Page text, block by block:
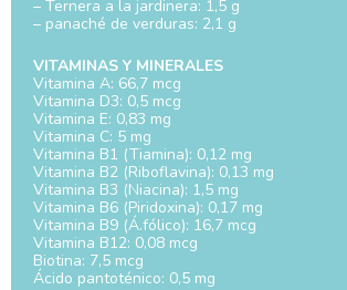
– Ternera a la jardinera: 1,5 g
– panaché de verduras: 2,1 g
VITAMINAS Y MINERALES
Vitamina A: 66,7 mcg
Vitamina D3: 0,5 mcg
Vitamina E: 0,83 mg
Vitamina C: 5 mg
Vitamina B1 (Tiamina): 0,12 mg
Vitamina B2 (Riboflavina): 0,13 mg
Vitamina B3 (Niacina): 1,5 mg
Vitamina B6 (Piridoxina): 0,17 mg
Vitamina B9 (Á.fólico): 16,7 mcg
Vitamina B12: 0,08 mcg
Biotina: 7,5 mcg
Ácido pantoténico: 0,5 mg